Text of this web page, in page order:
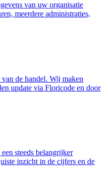
van uw organisatie
meerdere administraties,
de handel. Wij maken
update via Floricode en door
steeds belangrijker
inzicht in de cijfers en de